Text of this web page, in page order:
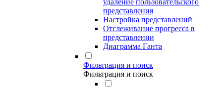
удаление пользовательского
представления
Настройка представлений
Отслеживание прогресса в
представлении
Диаграмма Ганта
Фильтрация и поиск
Фильтрация и поиск